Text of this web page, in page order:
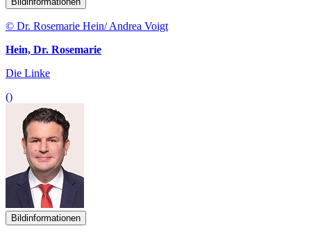
© Dr. Rosemarie Hein/ Andrea Voigt
Hein, Dr. Rosemarie
Die Linke
()
Bildinformationen